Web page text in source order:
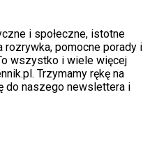
i społeczne, istotne
rozrywka, pomocne porady i
wszystko i wiele więcej
Trzymamy rękę na
do naszego newslettera i